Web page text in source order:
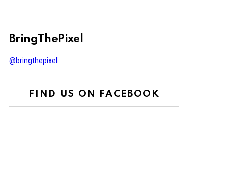
BringThePixel
@bringthepixel
FIND US ON FACEBOOK